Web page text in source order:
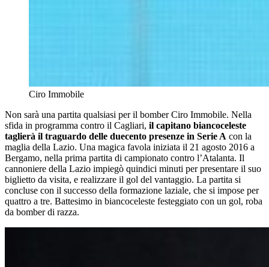
Ciro Immobile
Non sarà una partita qualsiasi per il bomber Ciro Immobile. Nella
sfida in programma contro il Cagliari, il capitano biancoceleste
taglierà il traguardo delle duecento presenze in Serie A con la
maglia della Lazio. Una magica favola iniziata il 21 agosto 2016 a
Bergamo, nella prima partita di campionato contro l’Atalanta. Il
cannoniere della Lazio impiegò quindici minuti per presentare il suo
biglietto da visita, e realizzare il gol del vantaggio. La partita si
concluse con il successo della formazione laziale, che si impose per
quattro a tre. Battesimo in biancoceleste festeggiato con un gol, roba
da bomber di razza.